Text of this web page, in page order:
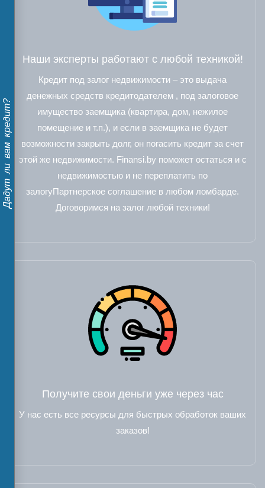
Дадут ли вам кредит?
Наши эксперты работают с любой техникой!
Кредит под залог недвижимости – это выдача
денежных средств кредитодателем , под залоговое
имущество заемщика (квартира, дом, нежилое
помещение и т.п.), и если в заемщика не будет
возможности закрыть долг, он погасить кредит за счет
этой же недвижимости. Finansi.by поможет остаться и с
недвижимостью и не переплатить по
залогуПартнерское соглашение в любом ломбарде.
Договоримся на залог любой техники!
Получите свои деньги уже через час
У нас есть все ресурсы для быстрых обработок ваших
заказов!